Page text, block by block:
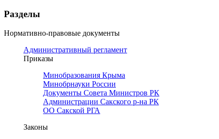
Разделы
Нормативно-правовые документы
Административный регламент
Приказы
Минобразования Крыма
Минобрнауки России
Документы Совета Министров РК
Администрации Сакского р-на РК
ОО Сакской РГА
Законы